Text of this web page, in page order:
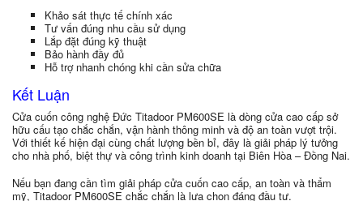
Khảo sát thực tế chính xác
Tư vấn đúng nhu cầu sử dụng
Lắp đặt đúng kỹ thuật
Bảo hành đầy đủ
Hỗ trợ nhanh chóng khi cần sửa chữa
Kết Luận
Cửa cuốn công nghệ Đức Titadoor PM600SE là dòng cửa cao cấp sở
hữu cấu tạo chắc chắn, vận hành thông minh và độ an toàn vượt trội.
Với thiết kế hiện đại cùng chất lượng bền bỉ, đây là giải pháp lý tưởng
cho nhà phố, biệt thự và công trình kinh doanh tại Biên Hòa – Đồng Nai.
Nếu bạn đang cần tìm giải pháp cửa cuốn cao cấp, an toàn và thẩm
mỹ, Titadoor PM600SE chắc chắn là lựa chọn đáng đầu tư.